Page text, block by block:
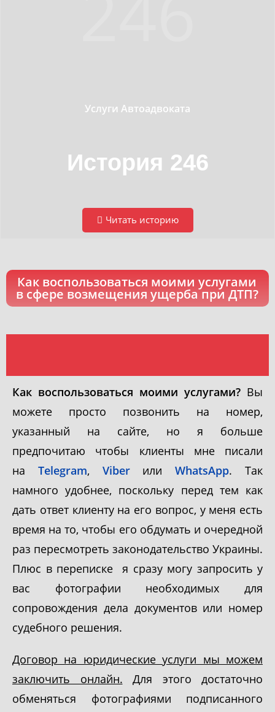
Услуги Автоадвоката
История 246
Читать историю
Как воспользоваться моими услугами
в сфере возмещения ущерба при ДТП?
Как воспользоваться моими услугами? Вы
можете просто позвонить на номер,
указанный на сайте, но я больше
предпочитаю чтобы клиенты мне писали
на Telegram, ViberилиWhatsApp. Так
намного удобнее, поскольку перед тем как
дать ответ клиенту на его вопрос, у меня есть
время на то, чтобы его обдумать и очередной
раз пересмотреть законодательство Украины.
Плюс в переписке я сразу могу запросить у
вас фотографии необходимых для
сопровождения дела документов или номер
судебного решения.
Договор на юридические услуги мы можем
заключить онлайн. Для этого достаточно
обменяться фотографиями подписанного